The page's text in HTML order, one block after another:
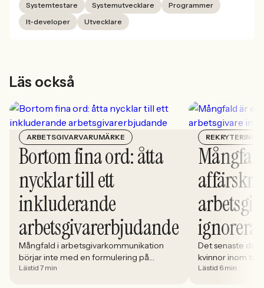
Systemtestare
Systemutvecklare
Programmer
It-developer
Utvecklare
Läs också
ARBETSGIVARVARUMÄRKE
Bortom fina ord: åtta
nycklar till ett
inkluderande
arbetsgivarerbjudande
Mångfald i arbetsgivarkommunikation
börjar inte med en formulering på
karriärsidan. Den börjar i hur rekryteringen
Lästid 7 min
REKRYTERING
ignorera
Det senaste
kvinnor inom
stadigt på 30%.
Lästid 6 min